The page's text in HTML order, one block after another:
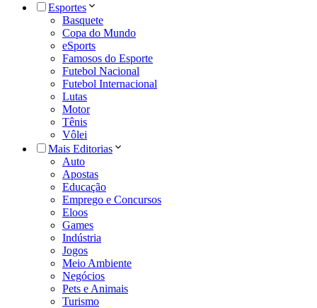
Esportes
Basquete
Copa do Mundo
eSports
Famosos do Esporte
Futebol Nacional
Futebol Internacional
Lutas
Motor
Tênis
Vôlei
Mais Editorias
Auto
Apostas
Educação
Emprego e Concursos
Eloos
Games
Indústria
Jogos
Meio Ambiente
Negócios
Pets e Animais
Turismo